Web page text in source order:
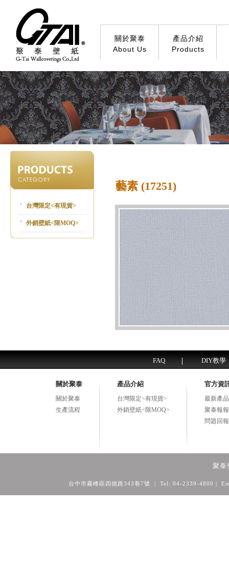
關於聚泰
About Us
產品介紹
Products
台灣限定<有現貨>
外銷壁紙<限MOQ>
藝素 (17251)
FAQ DIY教學
關於聚泰
關於聚泰
生產流程
產品介紹
台灣限定<有現貨>
外銷壁紙<限MOQ>
官方資
最新產
聚泰報報
問題回報
聚泰
台中市霧峰區四德路343巷7號 | Tel: 04-2339-4800 |